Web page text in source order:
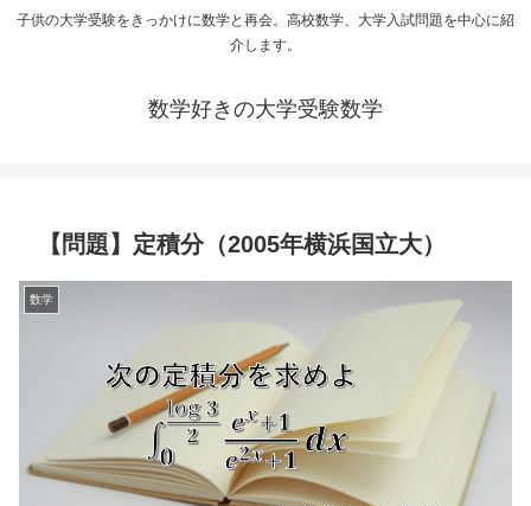
子供の大学受験をきっかけに数学と再会。高校数学、大学入試問題を中心に紹
介します。
数学好きの大学受験数学
【問題】定積分（2005年横浜国立大）
数学